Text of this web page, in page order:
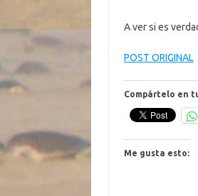
A ver si es
POST ORIGINAL
Compártelo en
Me gusta esto: